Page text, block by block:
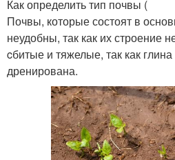
Как определить тип почвы (
Почвы, которые состоят в
неудобны, так как их строение
cбитые и тяжелые, так как
дренирована.